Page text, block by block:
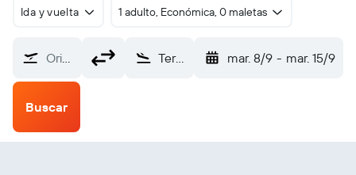
Ida y vuelta 1 adulto, Económica, 0 maletas
Origen Ternate Babullah (TTE) mar. 8/9 - mar. 15/9
Buscar